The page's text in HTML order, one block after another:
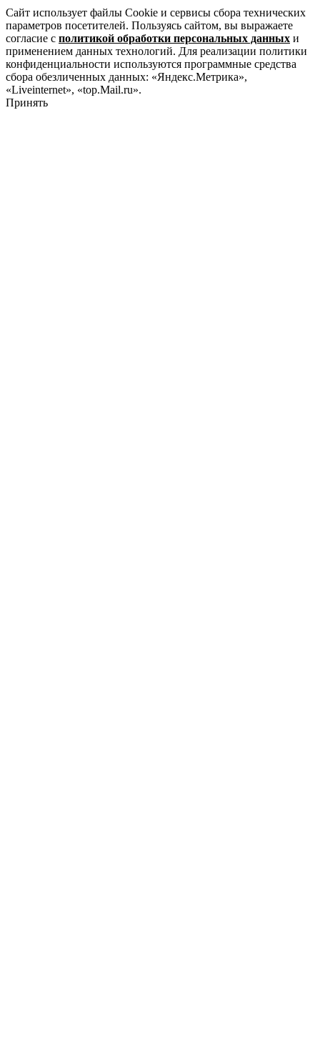
Сайт использует файлы Cookie и сервисы сбора технических
параметров посетителей. Пользуясь сайтом, вы выражаете
согласие с политикой обработки персональных данных и
применением данных технологий. Для реализации политики
конфиденциальности используются программные средства
сбора обезличенных данных: «Яндекс.Метрика»,
«Liveinternet», «top.Mail.ru».
Принять